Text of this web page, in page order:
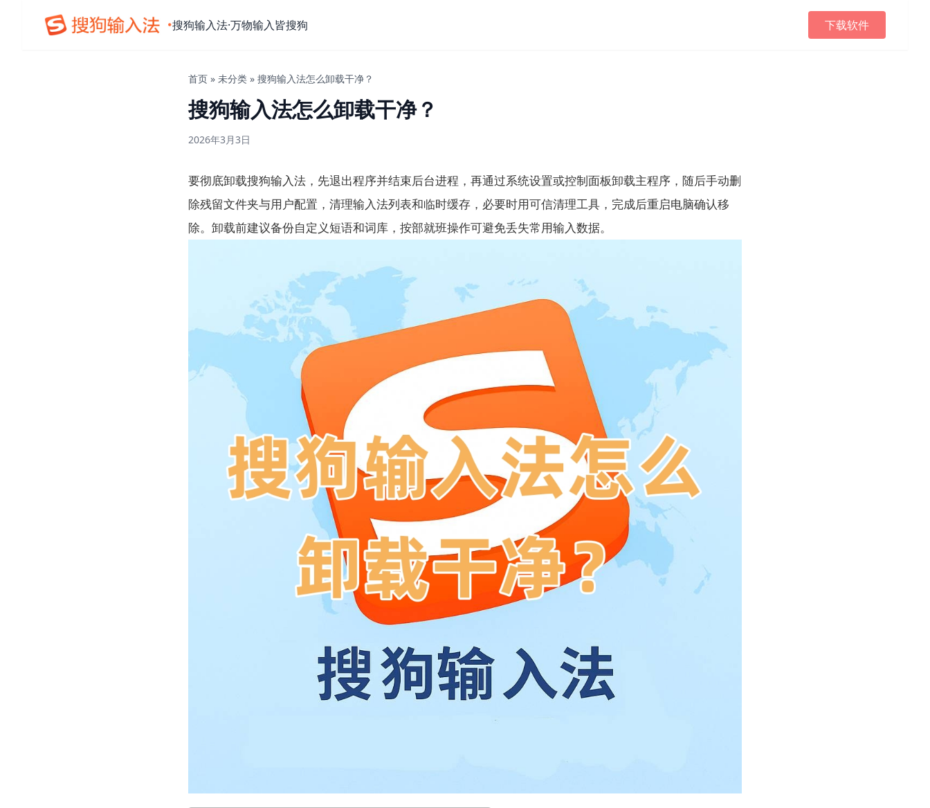
搜狗输入法·万物输入皆搜狗 下载软件
首页 » 未分类 » 搜狗输入法怎么卸载干净？
搜狗输入法怎么卸载干净？
2026年3月3日
要彻底卸载搜狗输入法，先退出程序并结束后台进程，再通过系统设置或控制面板卸载主程序，随后手动删
除残留文件夹与用户配置，清理输入法列表和临时缓存，必要时用可信清理工具，完成后重启电脑确认移
除。卸载前建议备份自定义短语和词库，按部就班操作可避免丢失常用输入数据。